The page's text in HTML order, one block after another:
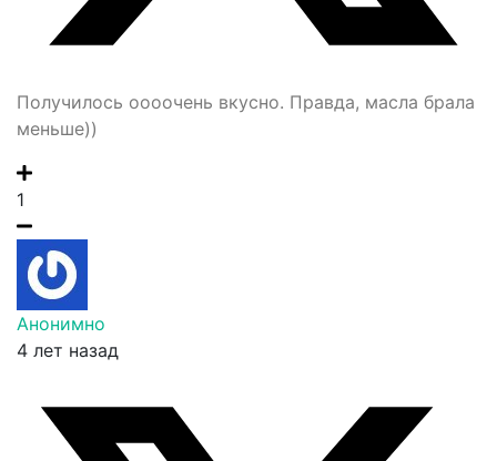
Получилось оооочень вкусно. Правда, масла брала
меньше))
1
Анонимно
4 лет назад